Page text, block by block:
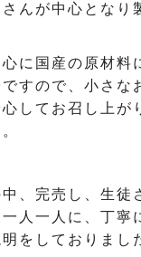
んが中心となり
に国産の原材料
すので、小さな
してお召し上が
、完売し、生徒
人一人に、丁寧
明をしておりまし